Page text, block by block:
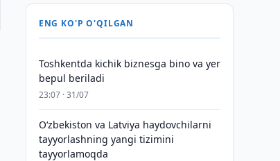
ENG KO'P O'QILGAN
Toshkentda kichik biznesga bino va yer
bepul beriladi
23:07 · 31/07
Oʻzbekiston va Latviya haydovchilarni
tayyorlashning yangi tizimini
tayyorlamoqda